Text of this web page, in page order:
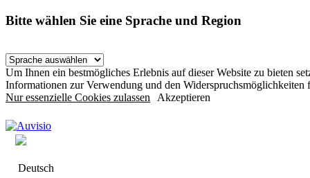
Bitte wählen Sie eine Sprache und Region
Um Ihnen ein bestmögliches Erlebnis auf dieser Website zu bieten
Informationen zur Verwendung und den Widerspruchsmöglichkeiten
Nur essenzielle Cookies zulassen Akzeptieren
Deutsch